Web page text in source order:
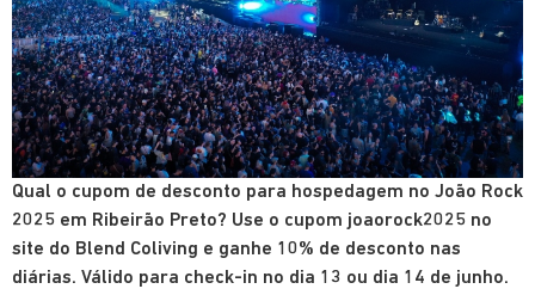
Qual o cupom de desconto para hospedagem no João Rock
2025 em Ribeirão Preto? Use o cupom joaorock2025 no
site do Blend Coliving e ganhe 10% de desconto nas
diárias. Válido para check-in no dia 13 ou dia 14 de junho.